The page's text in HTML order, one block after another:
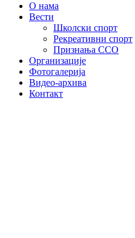
О нама
Вести
Школски спорт
Рекреативни спорт
Признања ССО
Oрганизације
Фотогалерија
Видео-архива
Контакт